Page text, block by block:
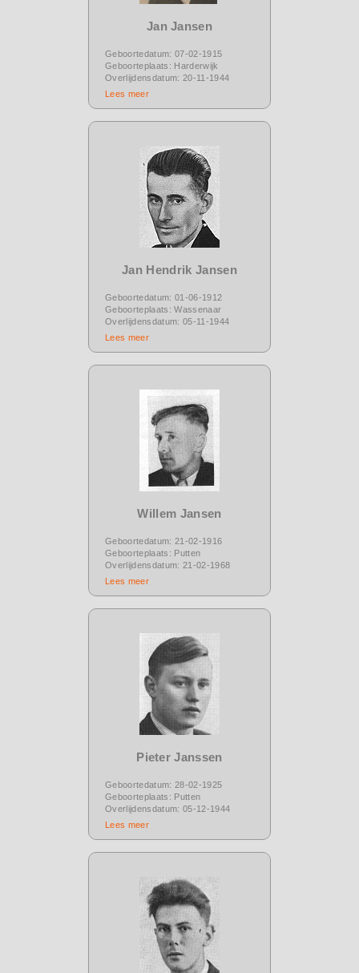
Jan Jansen
Geboortedatum: 07-02-1915
Geboorteplaats: Harderwijk
Overlijdensdatum: 20-11-1944
Lees meer
Jan Hendrik Jansen
Geboortedatum: 01-06-1912
Geboorteplaats: Wassenaar
Overlijdensdatum: 05-11-1944
Lees meer
Willem Jansen
Geboortedatum: 21-02-1916
Geboorteplaats: Putten
Overlijdensdatum: 21-02-1968
Lees meer
Pieter Janssen
Geboortedatum: 28-02-1925
Geboorteplaats: Putten
Overlijdensdatum: 05-12-1944
Lees meer